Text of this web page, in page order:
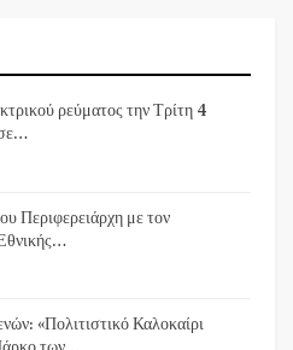
ρεύματος την Τρίτη 4
Περιφερειάρχη με τον
«Πολιτιστικό Καλοκαίρι